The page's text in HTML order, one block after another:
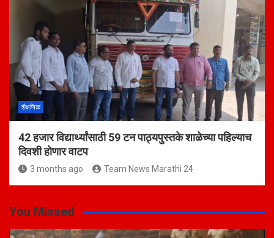
शैक्षणिक
42 हजार विद्यार्थ्यांसाठी 59 टन पाठ्यपुस्तके शाळेच्या पहिल्याच
दिवशी होणार वाटप
3 months ago Team News Marathi 24
You Missed